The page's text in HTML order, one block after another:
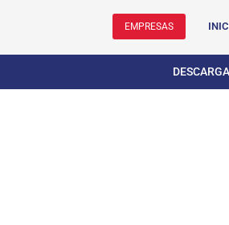
EMPRESAS